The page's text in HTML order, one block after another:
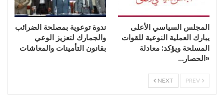
المجلس السياسي الأعلى
يبارك العملية النوعية للقوات
المسلحة ويؤكد: معادلة
«الحصار…
ندوة توعوية بمصلحة الضرائب
والجمارك لتعزيز الوعي
بقانون التأمينات والمعاشات
NEXT